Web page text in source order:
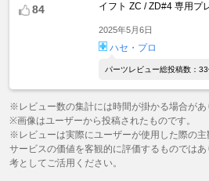
84
イフト ZC / ZD#4 専用プ
2025年5月6日
ハセ・プロ
パーツレビュー総投稿数：
※レビュー数の集計には時間が掛かる場合があ
※画像はユーザーから投稿されたものです。
※レビューは実際にユーザーが使用した際の主
サービスの価値を客観的に評価するものでは
考としてご活用ください。